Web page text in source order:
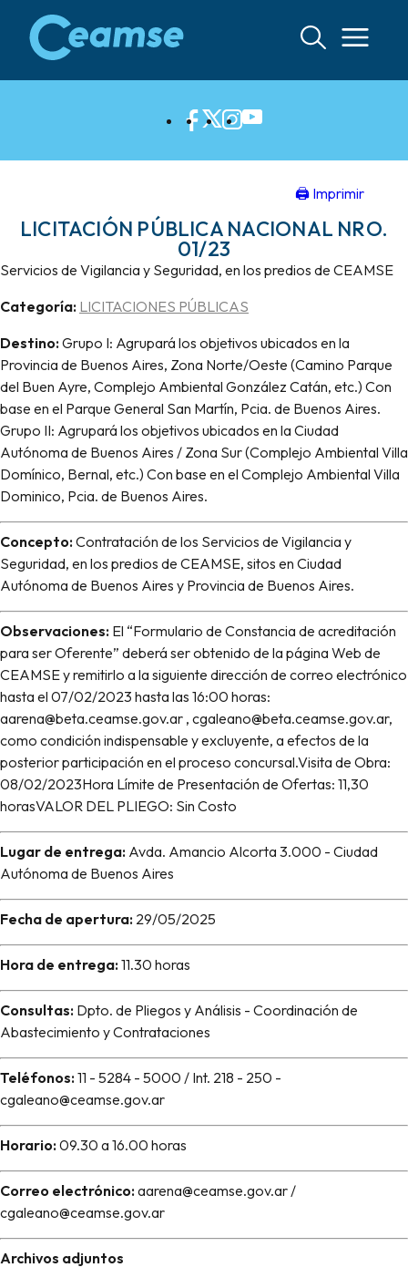
contenido
🖨 Imprimir
LICITACIÓN PÚBLICA NACIONAL NRO.
01/23
Servicios de Vigilancia y Seguridad, en los predios de CEAMSE
Categoría: LICITACIONES PÚBLICAS
Destino:Grupo I: Agrupará los objetivos ubicados en la
Provincia de Buenos Aires, Zona Norte/Oeste (Camino Parque
del Buen Ayre, Complejo Ambiental González Catán, etc.) Con
base en el Parque General San Martín, Pcia. de Buenos Aires.
Grupo II: Agrupará los objetivos ubicados en la Ciudad
Autónoma de Buenos Aires / Zona Sur (Complejo Ambiental Villa
Domínico, Bernal, etc.) Con base en el Complejo Ambiental Villa
Dominico, Pcia. de Buenos Aires.
Concepto:Contratación de los Servicios de Vigilancia y
Seguridad, en los predios de CEAMSE, sitos en Ciudad
Autónoma de Buenos Aires y Provincia de Buenos Aires.
Observaciones: El “Formulario de Constancia de acreditación
para ser Oferente” deberá ser obtenido de la página Web de
CEAMSE y remitirlo a la siguiente dirección de correo electrónico
hasta el 07/02/2023 hasta las 16:00 horas:
aarena@beta.ceamse.gov.ar , cgaleano@beta.ceamse.gov.ar,
como condición indispensable y excluyente, a efectos de la
posterior participación en el proceso concursal.Visita de Obra:
08/02/2023Hora Límite de Presentación de Ofertas: 11,30
horasVALOR DEL PLIEGO: Sin Costo
Lugar de entrega: Avda. Amancio Alcorta 3.000 - Ciudad
Autónoma de Buenos Aires
Fecha de apertura: 29/05/2025
Hora de entrega:11.30 horas
Consultas: Dpto. de Pliegos y Análisis - Coordinación de
Abastecimiento y Contrataciones
Teléfonos:11 - 5284 - 5000 / Int. 218 - 250 -
cgaleano@ceamse.gov.ar
Horario:09.30 a 16.00 horas
Correo electrónico:aarena@ceamse.gov.ar /
cgaleano@ceamse.gov.ar
Archivos adjuntos